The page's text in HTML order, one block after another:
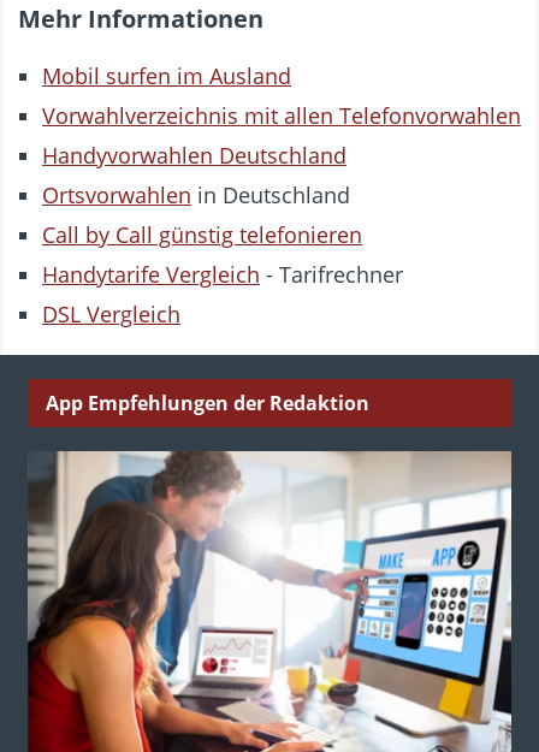
Mehr Informationen
Mobil surfen im Ausland
Vorwahlverzeichnis mit allen Telefonvorwahlen
Handyvorwahlen Deutschland
Ortsvorwahlen in Deutschland
Call by Call günstig telefonieren
Handytarife Vergleich - Tarifrechner
DSL Vergleich
App Empfehlungen der Redaktion